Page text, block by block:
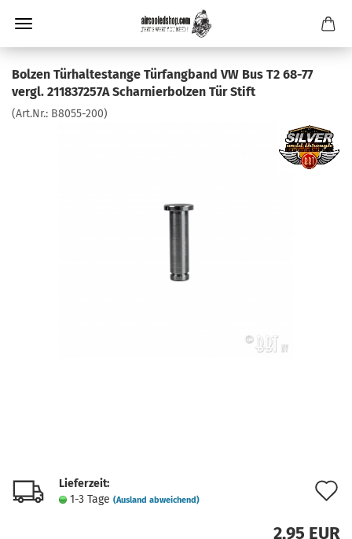
Bolzen Türhaltestange Türfangband VW Bus T2 68-77
vergl. 211837257A Scharnierbolzen Tür Stift
(Art.Nr.: B8055-200)
Lieferzeit:
1-3 Tage (Ausland abweichend)
2,95 EUR